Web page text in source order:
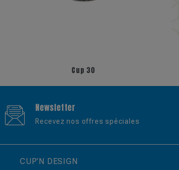
Cup 30
Newsletter
Recevez nos offres spéciales
CUP’N DESIGN